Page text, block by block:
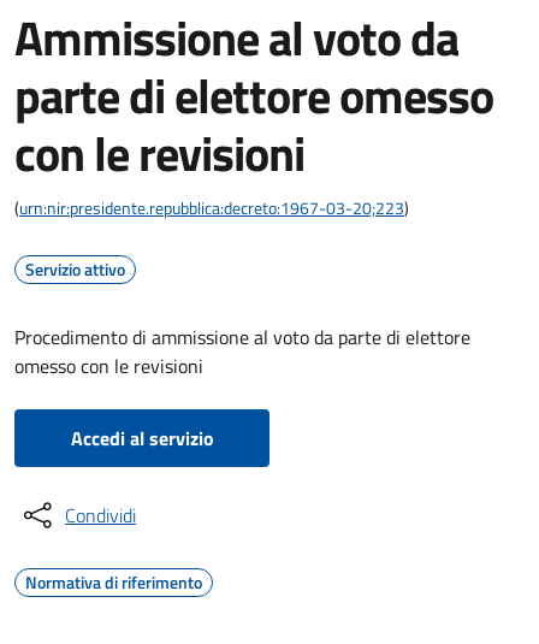
Ammissione al voto da
parte di elettore omesso
con le revisioni
(urn:nir:presidente.repubblica:decreto:1967-03-20;223)
Servizio attivo
Procedimento di ammissione al voto da parte di elettore
omesso con le revisioni
Accedi al servizio
Condividi
Normativa di riferimento